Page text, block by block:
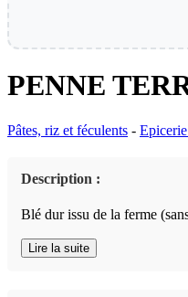
PENNE
Pâtes, riz et féculents -
Description :
Blé dur issu de la ferme
Lire la suite